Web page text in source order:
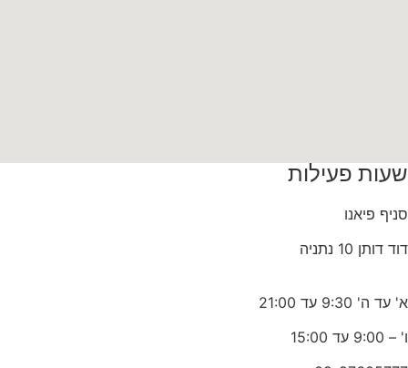
שעות פעילות
סניף פיאנו
דוד דותן 10 נתניה
א' עד ה' 9:30 עד 21:00
ו' – 9:00 עד 15:00